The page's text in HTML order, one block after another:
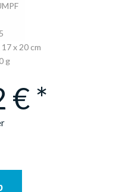
x 20 cm
g
€ *